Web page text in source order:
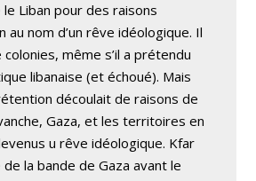
Liban pour des raisons
au nom d’un rêve idéologique. Il
colonies, même s’il a prétendu
libanaise (et échoué). Mais
découlait de raisons de
Gaza, et les territoires en
u rêve idéologique. Kfar
la bande de Gaza avant le